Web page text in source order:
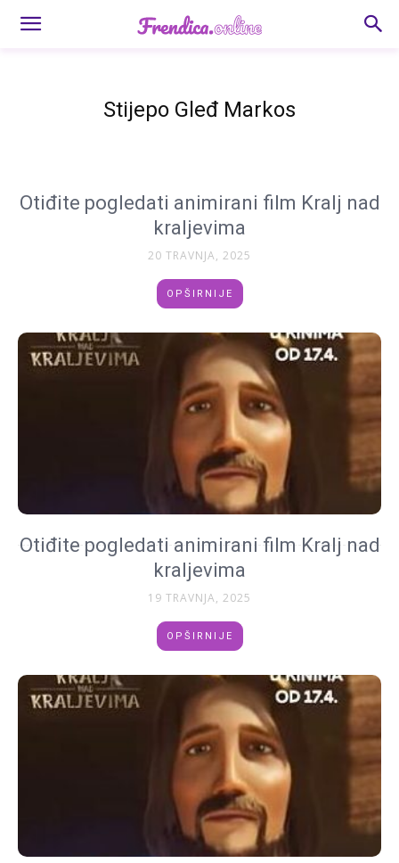
Stijepo Gleđ Markos
Otiđite pogledati animirani film Kralj nad
kraljevima
20 TRAVNJA, 2025
OPŠIRNIJE
Otiđite pogledati animirani film Kralj nad
kraljevima
19 TRAVNJA, 2025
OPŠIRNIJE